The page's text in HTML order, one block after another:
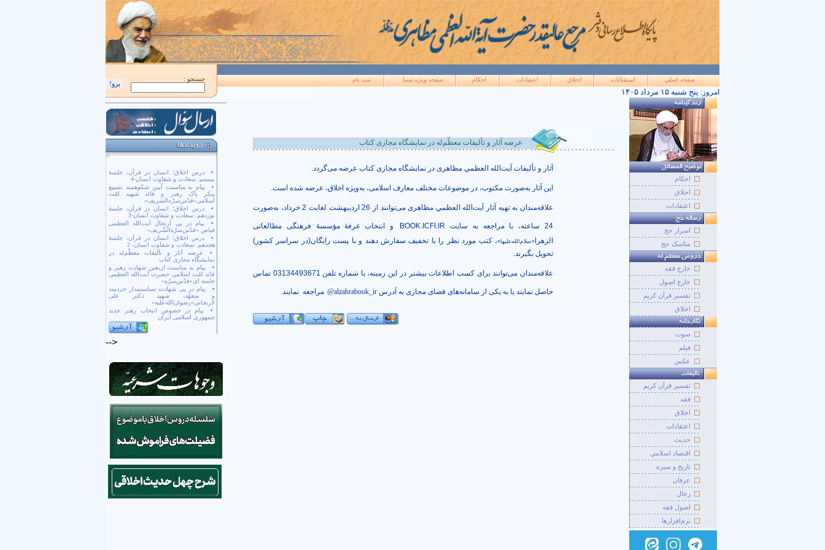
جستجو : صفحه اصلي استفتائات اخلاق اعتقادات احکام صفحه ويژه شما ثبت نام
امروز: ۱۴۰۵ پنج شنبه ۱۵ مرداد
درس اخلاق؛ انسان در قرآن، جلسۀ
بیستم: سعادت و شقاوت انسان-4
پیام به مناسبت آیین شکوهمند تشییع
پیکر پاک رهبر و قائد شهید امّت
اسلامی«قدّس‌سرّه‌الشریف»
درس اخلاق؛ انسان در قرآن، جلسۀ
نوزدهم: سعادت و شقاوت انسان-3
پیام در پی ارتحال آیت‌الله العظمی
فیاض «قدّس‌سرّه‌الشّریف»
درس اخلاق؛ انسان در قرآن، جلسۀ
هجدهم: سعادت و شقاوت انسان- 2
عرضه آثار و تألیفات معظّم‌له در
نمایشگاه مجازی کتاب
پیام به مناسبت اربعین شهادت رهبر و
قائد امّت اسلامی حضرت آیت‌الله العظمی
خامنه ای«قدّس‌سرّه»
پیام در پی شهادت سیاستمدار خردمند
و متعهّد، شهید دکتر علی
لاریجانی«رضوان‌الله‌علیه»
پیام در خصوص انتخاب رهبر جدید
جمهوری اسلامی ایران
-->
عرضه آثار و تألیفات معظّم‌له در نمایشگاه مجازی کتاب
آثار و تألیفات آیت‌الله العظمي مظاهری در نمایشگاه مجازی کتاب عرضه می‌گردد.
این آثار به‌صورت مکتوب، در موضوعات مختلف معارف اسلامی، به‌ویژه اخلاق، عرضه شده است.
علاقه‌مندان به تهیه آثار آیت‌الله العظمي مظاهری می‌توانند از 26 ارديبهشت لغایت 2 خرداد، به‌صورت
24 ساعته، با مراجعه به سایت BOOK.ICFI.IR
و انتخاب غرفۀ مؤسسۀ فرهنگی مطالعاتی
الزهرا «سلام‌الله‌علیها»، کتب مورد نظر را با تخفیف سفارش دهند و با پست رایگان(در سراسر کشور)
تحویل بگیرند.
علاقه‌مندان می‌توانند برای کسب اطلاعات بیشتر در این زمینه، با شماره تلفن 03134493671 تماس
حاصل نمايند یا به یکی از سامانه‌های فضای مجازی به آدرس alzahrabook_ir
@ مراجعه نمایند.
احکام
اخلاق
اعتقادات
اسرار حج
مناسک حج
خارج فقه
خارج اصول
تفسیر قرآن کریم
اخلاق
صوت
فيلم
عکس
تفسير قرآن کريم
فقه
اخلاق
اعتقادات
حديث
اقتصاد اسلامي
تاريخ و سيره
عرفان
رجال
اصول فقه
نرم‌افزارها